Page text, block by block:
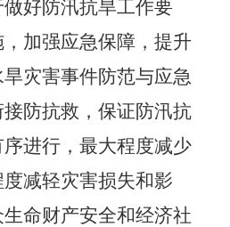
做好防汛抗旱工作要
加强应急保障，提升
灾害事件防范与应急
防抗救，保证防汛抗
进行，最大程度减少
减轻灾害损失和影
命财产安全和经济社